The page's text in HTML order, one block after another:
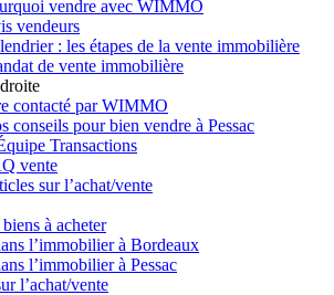
vendre avec WIMMO
vendeurs
: les étapes de la vente immobilière
de vente immobilière
contacté par WIMMO
conseils pour bien vendre à Pessac
Transactions
vente
sur l’achat/vente
à acheter
l’immobilier à Bordeaux
l’immobilier à Pessac
l’achat/vente